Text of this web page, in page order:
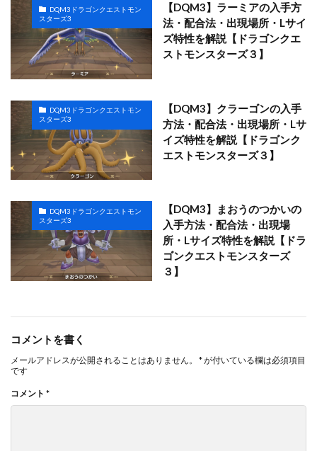
DQM3ドラゴンクエストモン
スターズ3
【DQM3】ラーミアの入手方
法・配合法・出現場所・Lサイ
ズ特性を解説【ドラゴンクエ
ストモンスターズ３】
DQM3ドラゴンクエストモン
スターズ3
【DQM3】クラーゴンの入手
方法・配合法・出現場所・Lサ
イズ特性を解説【ドラゴンク
エストモンスターズ３】
DQM3ドラゴンクエストモン
スターズ3
【DQM3】まおうのつかいの
入手方法・配合法・出現場
所・Lサイズ特性を解説【ドラ
ゴンクエストモンスターズ
３】
コメントを書く
メールアドレスが公開されることはありません。 *が付いている欄は必須項目
です
コメント *